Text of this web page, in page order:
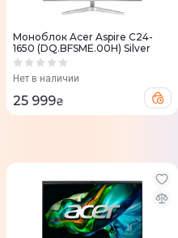
Моноблок Acer Aspire C24-
1650 (DQ.BFSME.00H) Silver
Нет в наличии
25 999₴